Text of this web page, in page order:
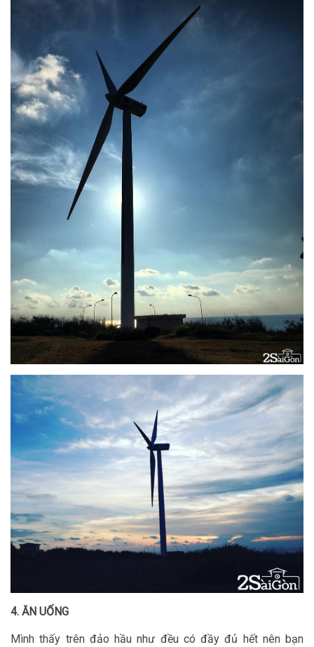
4. ĂN UỐNG
Mình thấy trên đảo hầu như đều có đầy đủ hết nên bạn